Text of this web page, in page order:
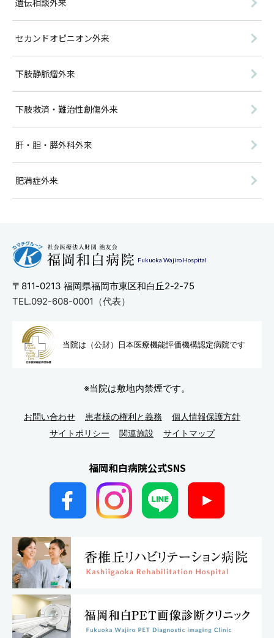
遺伝相談外来
セカンドオピニオン外来
下肢静脈瘤外来
下肢救済・難治性創傷外来
肝・胆・膵外科外来
肥満症外来
Fukuoka Wajiro Hospital
〒811-0213 福岡県福岡市東区和白丘2-2-75
TEL.092-608-0001（代表）
当院は（公財）日本医療機能評価機構認定病院です
※当院は敷地内禁煙です。
お問い合わせ 患者様の権利と義務
個人情報保護方針
サイトポリシー
関連施設 サイトマップ
福岡和白病院公式SNS